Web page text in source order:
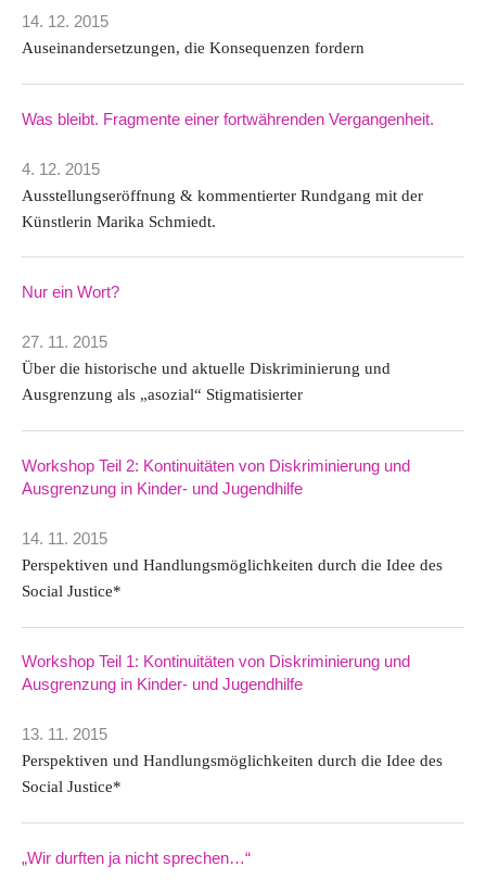
14. 12. 2015
Auseinandersetzungen, die Konsequenzen fordern
Was bleibt. Fragmente einer fortwährenden Vergangenheit.
4. 12. 2015
Ausstellungseröffnung & kommentierter Rundgang mit der
Künstlerin Marika Schmiedt.
Nur ein Wort?
27. 11. 2015
Über die historische und aktuelle Diskriminierung und
Ausgrenzung als „asozial“ Stigmatisierter
Workshop Teil 2: Kontinuitäten von Diskriminierung und
Ausgrenzung in Kinder- und Jugendhilfe
14. 11. 2015
Perspektiven und Handlungsmöglichkeiten durch die Idee des
Social Justice*
Workshop Teil 1: Kontinuitäten von Diskriminierung und
Ausgrenzung in Kinder- und Jugendhilfe
13. 11. 2015
Perspektiven und Handlungsmöglichkeiten durch die Idee des
Social Justice*
„Wir durften ja nicht sprechen…“